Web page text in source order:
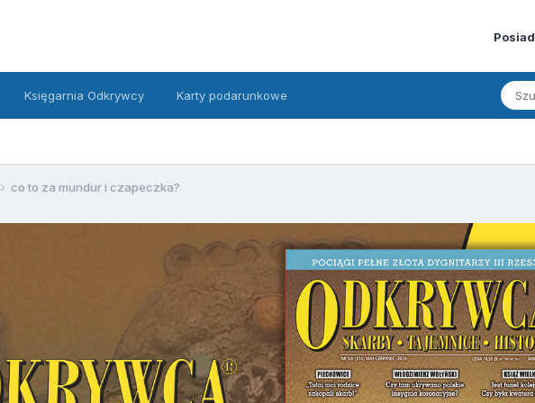
Księgarnia Odkrywcy Karty podarunkowe
co to za mundur i czapeczka?